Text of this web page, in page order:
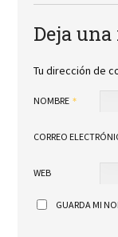
Deja
Tu dirección de
NOMBRE
CORREO
WEB
GUARDA MI